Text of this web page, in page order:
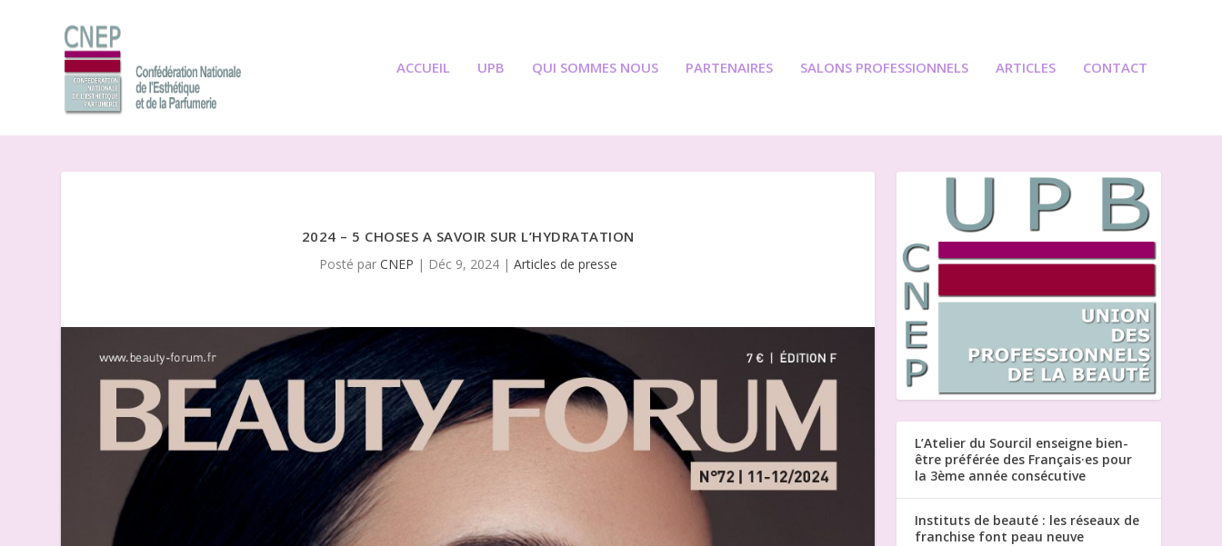
ACCUEIL UPB QUI SOMMES NOUS PARTENAIRES SALONS PROFESSIONNELS ARTICLES CONTACT
2024 – 5 CHOSES A SAVOIR SUR L’HYDRATATION
Posté par CNEP | Déc 9, 2024| Articles de presse
L’Atelier du Sourcil enseigne bien-
être préférée des Français·es pour
la 3ème année consécutive
Instituts de beauté : les réseaux de
franchise font peau neuve